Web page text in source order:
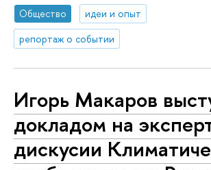
Общество
идеи и опыт
репортаж о событии
Игорь Макаров
докладом на
дискусии